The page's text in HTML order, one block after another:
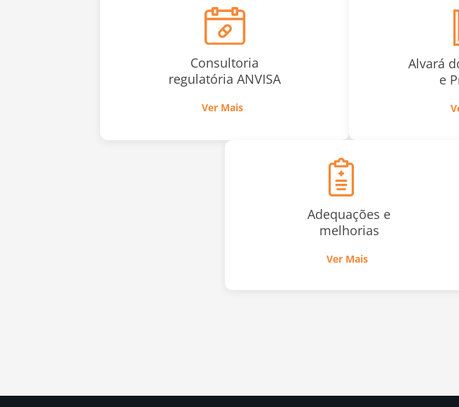
Consultoria
regulatória ANVISA
Ver Mais
Alvará
e
Adequações e
melhorias
Ver Mais